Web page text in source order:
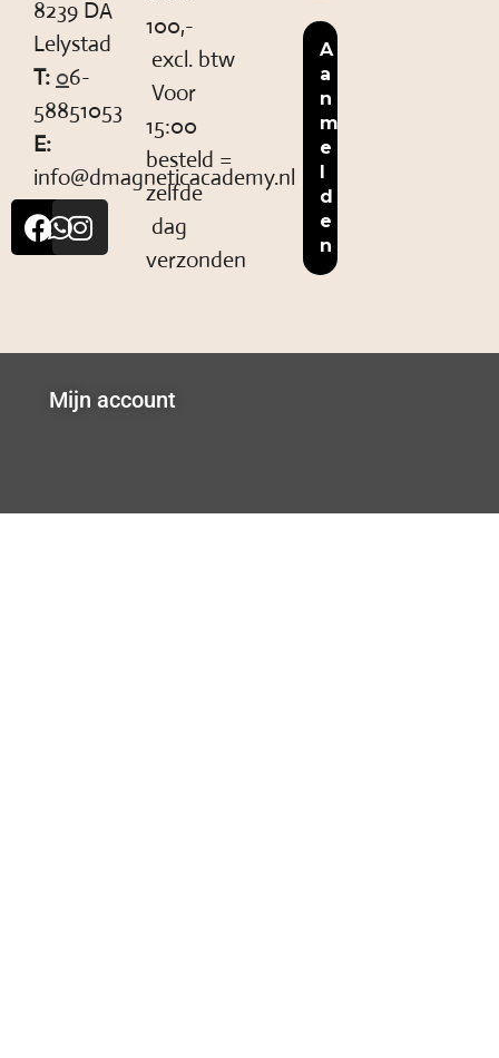
8239 DA
Lelystad
T: 06-
58851053
E:
info@dmagneticacademy.nl
100,-
excl. btw
Voor
15:00
besteld =
zelfde
dag
verzonden
Mijn account